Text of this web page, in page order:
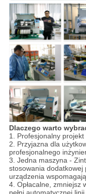
Dlaczego warto
1. Profesjonalny
2. Przyjazna dla
profesjonalnego
3. Jedna maszyna -
stosowania
urządzenia
4. Opłacalne, zmniejsz
pełni automatycznej